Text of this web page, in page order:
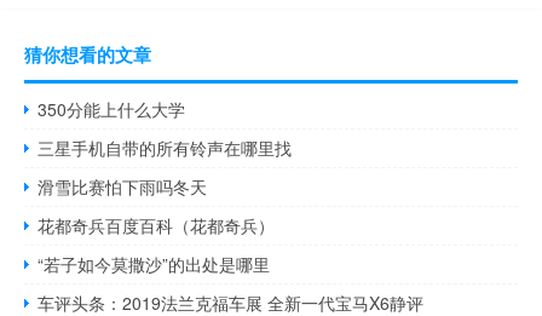
猜你想看的文章
350分能上什么大学
三星手机自带的所有铃声在哪里找
滑雪比赛怕下雨吗冬天
花都奇兵百度百科（花都奇兵）
“若子如今莫撒沙”的出处是哪里
车评头条：2019法兰克福车展 全新一代宝马X6静评